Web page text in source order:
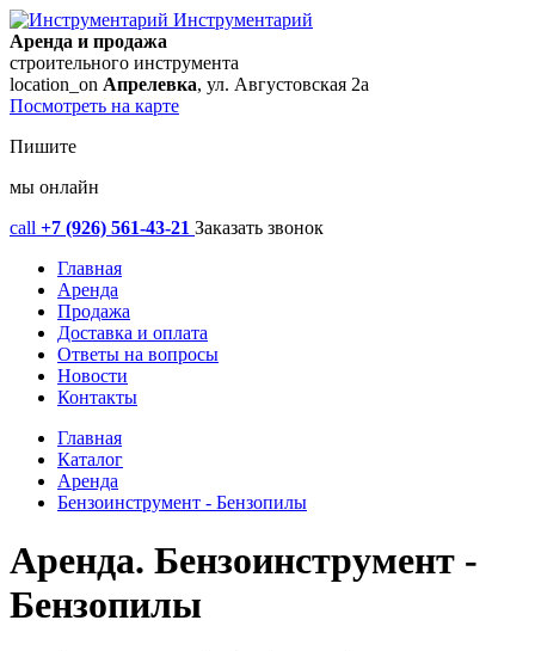
Инструментарий
Аренда и продажа
строительного инструмента
location_on Апрелевка, ул. Августовская 2а
Посмотреть на карте
Пишите
мы онлайн
call +7 (926) 561-43-21 Заказать звонок
Главная
Аренда
Продажа
Доставка и оплата
Ответы на вопросы
Новости
Контакты
Главная
Каталог
Аренда
Бензоинструмент - Бензопилы
Аренда. Бензоинструмент -
Бензопилы